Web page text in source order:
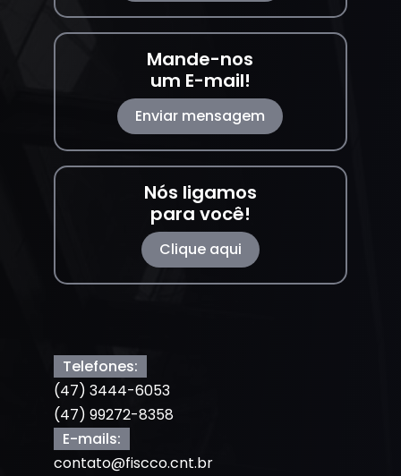
Mande-nos
um E-mail!
Enviar mensagem
Nós ligamos
para você!
Clique aqui
Telefones:
(47) 3444-6053
(47) 99272-8358
E-mails:
contato@fiscco.cnt.br